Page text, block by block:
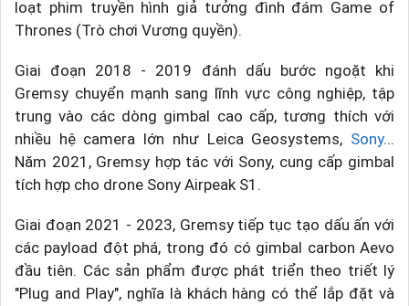
loạt phim truyền hình giả tưởng đình đám Game of
Thrones (Trò chơi Vương quyền).
Giai đoạn 2018 - 2019 đánh dấu bước ngoặt khi
Gremsy chuyển mạnh sang lĩnh vực công nghiệp, tập
trung vào các dòng gimbal cao cấp, tương thích với
nhiều hệ camera lớn như Leica Geosystems, Sony...
Năm 2021, Gremsy hợp tác với Sony, cung cấp gimbal
tích hợp cho drone Sony Airpeak S1.
Giai đoạn 2021 - 2023, Gremsy tiếp tục tạo dấu ấn với
các payload đột phá, trong đó có gimbal carbon Aevo
đầu tiên. Các sản phẩm được phát triển theo triết lý
"Plug and Play", nghĩa là khách hàng có thể lắp đặt và